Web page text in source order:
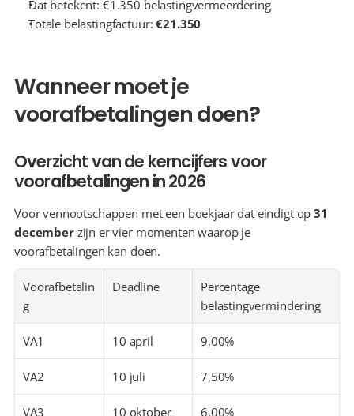
Dat betekent: €1.350 belastingvermeerdering
Totale belastingfactuur: €21.350
Wanneer moet je
voorafbetalingen doen?
Overzicht van de kerncijfers voor
voorafbetalingen in 2026
Voor vennootschappen met een boekjaar dat eindigt op 31
december zijn er vier momenten waarop je
voorafbetalingen kan doen.
Voorafbetalin
g
Deadline
Percentage
belastingvermindering
VA1 10 april 9,00%
VA2 10 juli 7,50%
VA3 10 oktober 6,00%